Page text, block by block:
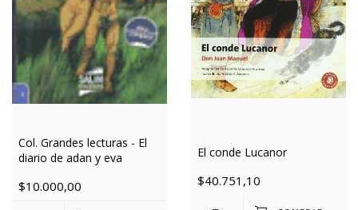
Col. Grandes lecturas - El
diario de adan y eva
$10.000,00
El conde Lucanor
$40.751,10